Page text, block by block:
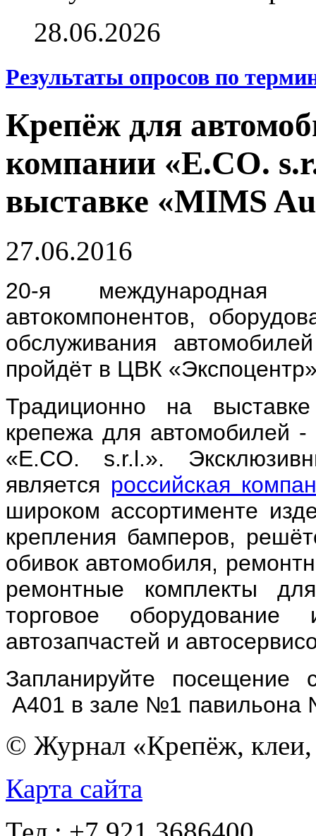
28.06.2026
Результаты опросов по
Крепёж для
компании «E.CO.
выставке «MIMS
27.06.2016
20-я международная
автокомпонентов,
обслуживания
пройдёт в ЦВК
Традиционно на
крепежа для автомобилей
«E.CO. s.r.l.».
является российская
широком ассортименте
крепления бамперов,
обивок автомобиля,
ремонтные комплекты
торговое
автозапчастей и
Запланируйте
А401 в зале №1 павильона
© Журнал «Крепёж, клеи,
Карта сайта